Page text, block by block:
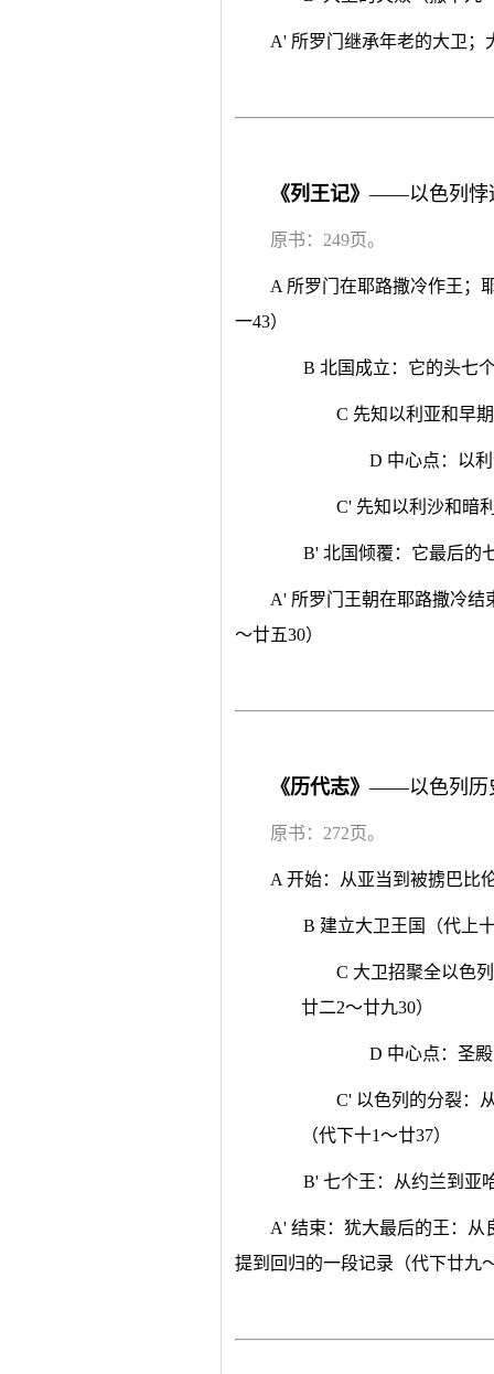
A' 所罗门继承年老的大卫；
《列王记》——以色列悖
原书：249页。
A 所罗门在耶路撒冷作王；
一43）
B 北国成立：它的头七
C 先知以利亚和早
D 中心点：以
C' 先知以利沙和暗
B' 北国倾覆：它最后的
A' 所罗门王朝在耶路撒冷结
～廿五30）
《历代志》——以色列历
原书：272页。
A 开始：从亚当到被掳巴比
B 建立大卫王国（代上
C 大卫招聚全以色
廿二2～廿九30）
D 中心点：圣
C' 以色列的分裂：
（代下十1～廿37）
B' 七个王：从约兰到亚
A' 结束：犹大最后的王：从
提到回归的一段记录（代下廿九